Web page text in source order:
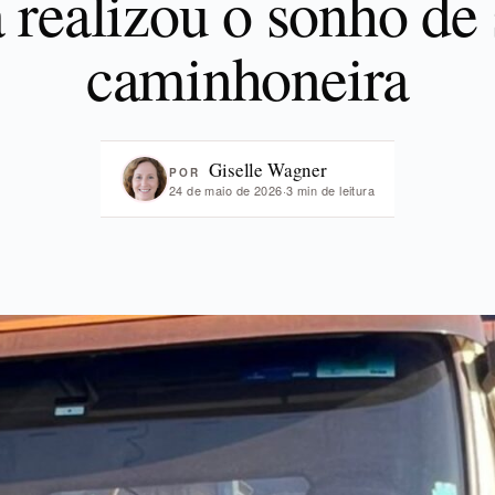
caminhoneira
POR Giselle Wagner
24 de maio de 2026·3 min de leitura